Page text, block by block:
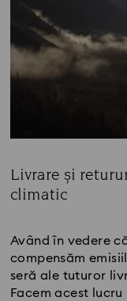
Livrare și
climatic
Având în vedere
compensăm
seră ale tuturor
Facem acest